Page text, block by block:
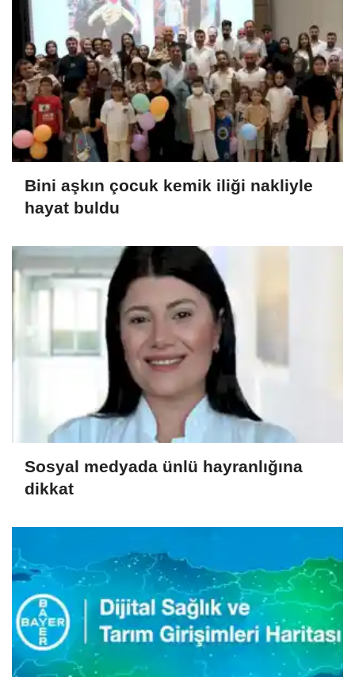
Bini aşkın çocuk kemik iliği nakliyle
hayat buldu
Sosyal medyada ünlü hayranlığına
dikkat